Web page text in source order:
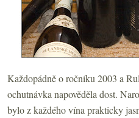
Každopádně o ročníku 2003 a
ochutnávka napověděla dost.
bylo z každého vína prakticky